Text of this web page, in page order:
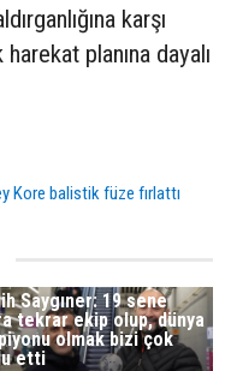
karşı
planına dayalı
Kore balistik füze fırlattı
Saygıner: 19 sene
tekrar ekip olup, dünya
olmak bizi çok
etti